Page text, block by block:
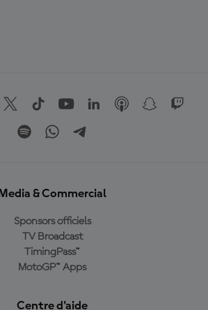
Media & Commercial
Sponsors officiels
TV Broadcast
TimingPass™
MotoGP™ Apps
Centre d'aide